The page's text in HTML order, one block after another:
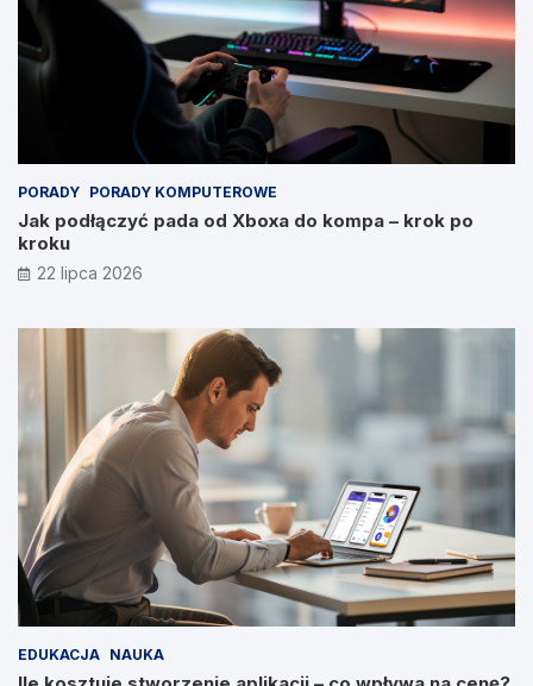
PORADY PORADY KOMPUTEROWE
Jak podłączyć pada od Xboxa do kompa – krok po
kroku
22 lipca 2026
EDUKACJA NAUKA